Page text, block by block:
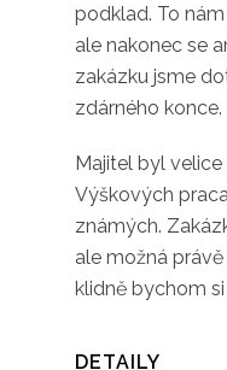
podklad. To
ale nakonec se
zakázku jsme
zdárného konce.
Majitel byl
Výškových
známých.
ale možná
klidně bychom
DETAILY